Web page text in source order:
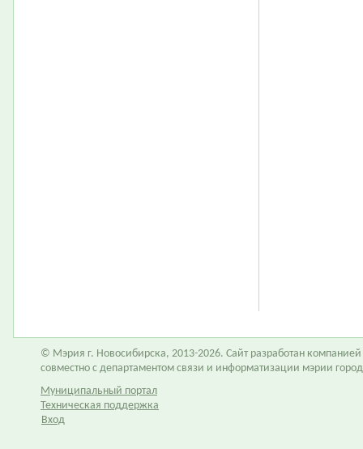
© Мэрия г. Новосибирска, 2013-2026. Сайт разработан компанией
совместно с департаментом связи и информатизации мэрии
Муниципальный портал
Техническая поддержка
Вход